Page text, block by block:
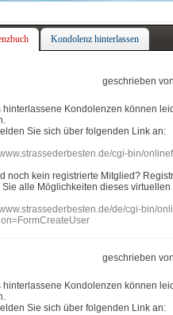
Kondolenz hinterlassen
geschrieben von
hinterlassene Kondolenzen können
Sie sich über folgenden Link an:
cgi-bin/
noch kein registrierte Mitglied?
Sie alle Möglichkeiten dieses virtuellen
de/cgi-bin/
geschrieben von
hinterlassene Kondolenzen können
Sie sich über folgenden Link an: